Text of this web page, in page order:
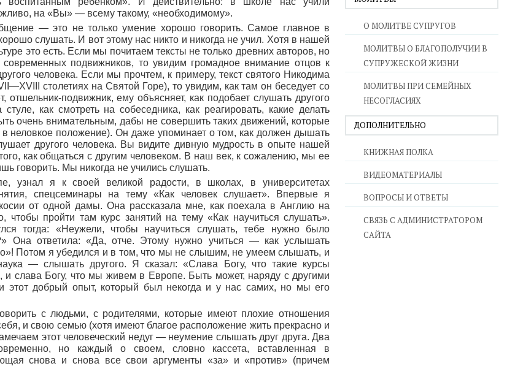
на «Вы» — всему такому, «необходимому».
— это не только умение хорошо говорить. Самое главное в
слушать. И вот этому нас никто и никогда не учил. Хотя в нашей
это есть. Если мы почитаем тексты не только древних авторов, но
подвижников, то увидим громадное внимание отцов к
человека. Если мы прочтем, к примеру, текст святого Никодима
столетиях на Святой Горе), то увидим, как там он беседует со
отшельник-подвижник, ему объясняет, как подобает слушать другого
стуле, как смотреть на собеседника, как реагировать, какие делать
очень внимательным, дабы не совершить таких движений, которые
в неловкое положение). Он даже упоминает о том, как должен дышать
другого человека. Вы видите дивную мудрость в опыте нашей
как общаться с другим человеком. В наш век, к сожалению, мы ее
говорить. Мы никогда не учились слушать.
узнал я к своей великой радости, в школах, в университетах
спецсеминары на тему «Как человек слушает». Впервые я
от одной дамы. Она рассказала мне, как поехала в Англию на
чтобы пройти там курс занятий на тему «Как научиться слушать».
тогда: «Неужели, чтобы научиться слушать, тебе нужно было
Она ответила: «Да, отче. Этому нужно учиться — как услышать
Потом я убедился и в том, что мы не слышим, не умеем слышать, и
— слышать другого. Я сказал: «Слава Богу, что такие курсы
и слава Богу, что мы живем в Европе. Быть может, наряду с другими
добрый опыт, который был некогда и у нас самих, но мы его
с людьми, с родителями, которые имеют плохие отношения
и свою семью (хотя имеют благое расположение жить прекрасно и
этот человеческий недуг — неумение слышать друг друга. Два
но каждый о своем, словно кассета, вставленная в
снова и снова все свои аргументы «за» и «против» (причем
О МОЛИТВЕ СУПРУГОВ
МОЛИТВЫ О БЛАГОПОЛУЧИИ В
СУПРУЖЕСКОЙ ЖИЗНИ
МОЛИТВЫ ПРИ СЕМЕЙНЫХ
НЕСОГЛАСИЯХ
ДОПОЛНИТЕЛЬНО
КНИЖНАЯ ПОЛКА
ВИДЕОМАТЕРИАЛЫ
ВОПРОСЫ И ОТВЕТЫ
СВЯЗЬ С АДМИНИСТРАТОРОМ
САЙТА